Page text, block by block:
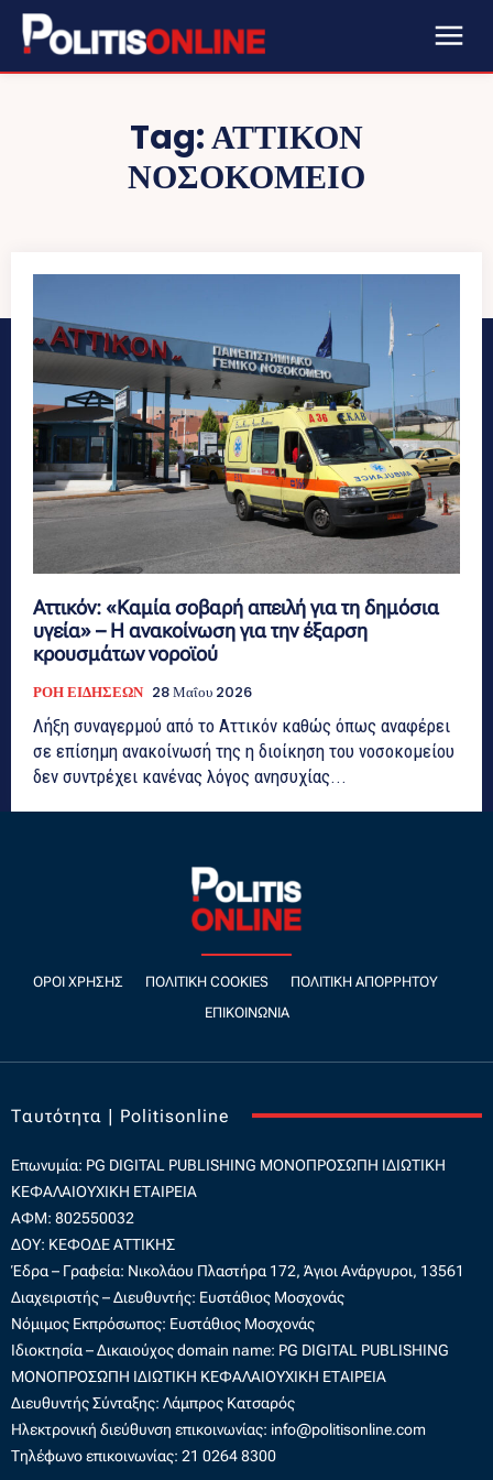
Tag:ΑΤΤΙΚΟΝ
ΝΟΣΟΚΟΜΕΙΟ
Αττικόν: «Καμία σοβαρή απειλή για τη δημόσια
υγεία» – Η ανακοίνωση για την έξαρση
κρουσμάτων νοροϊού
ΡΟΗ ΕΙΔΗΣΕΩΝ 28 Μαΐου 2026
Λήξη συναγερμού από το Αττικόν καθώς όπως αναφέρει
σε επίσημη ανακοίνωσή της η διοίκηση του νοσοκομείου
δεν συντρέχει κανένας λόγος ανησυχίας...
ΌΡΟΙ ΧΡΉΣΗΣ ΠΟΛΙΤΙΚΉ COOKIES
ΠΟΛΙΤΙΚΉ ΑΠΟΡΡΉΤΟΥ
ΕΠΙΚΟΙΝΩΝΊΑ
Ταυτότητα | Politisonline
Επωνυμία: PG DIGITAL PUBLISHING ΜΟΝΟΠΡΟΣΩΠΗ ΙΔΙΩΤΙΚΗ
ΚΕΦΑΛΑΙΟΥΧΙΚΗ ΕΤΑΙΡΕΙΑ
ΑΦΜ: 802550032
ΔΟΥ: ΚΕΦΟΔΕ ΑΤΤΙΚΗΣ
Έδρα – Γραφεία: Νικολάου Πλαστήρα 172, Άγιοι Ανάργυροι, 13561
Διαχειριστής – Διευθυντής: Ευστάθιος Μοσχονάς
Νόμιμος Εκπρόσωπος: Ευστάθιος Μοσχονάς
Ιδιοκτησία – Δικαιούχος domain name: PG DIGITAL PUBLISHING
ΜΟΝΟΠΡΟΣΩΠΗ ΙΔΙΩΤΙΚΗ ΚΕΦΑΛΑΙΟΥΧΙΚΗ ΕΤΑΙΡΕΙΑ
Διευθυντής Σύνταξης: Λάμπρος Κατσαρός
Ηλεκτρονική διεύθυνση επικοινωνίας: info@politisonline.com
Τηλέφωνο επικοινωνίας: 21 0264 8300